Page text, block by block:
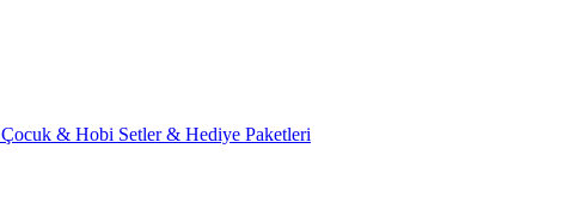
Çocuk & Hobi Setler & Hediye Paketleri